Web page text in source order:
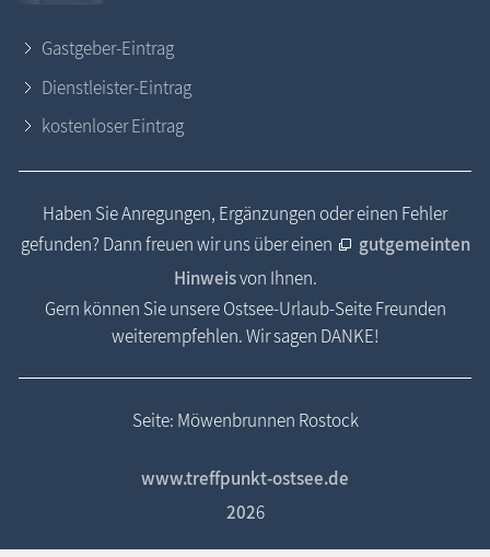
Gastgeber-Eintrag
Dienstleister-Eintrag
kostenloser Eintrag
Haben Sie Anregungen, Ergänzungen oder einen Fehler
gefunden? Dann freuen wir uns über einen
gutgemeinten
Hinweisvon Ihnen.
Gern können Sie unsere Ostsee-Urlaub-Seite Freunden
weiterempfehlen. Wir sagen DANKE!
Seite: Möwenbrunnen Rostock
www.treffpunkt-ostsee.de
2026